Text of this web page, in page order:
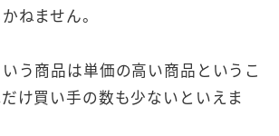
ねません。
う商品は単価の高い商品というこ
け買い手の数も少ないといえま